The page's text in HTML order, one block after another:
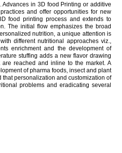
in 3D food Printing or additive
and offer opportunities for new
food printing process and extends to
The initial flow emphasizes the broad
nutrition, a unique attention is
different nutritional approaches viz.,
enrichment and the development of
stuffing adds a new flavor drawing
reached and inline to the market. A
of pharma foods, insect and plant
personalization and customization of
problems and eradicating several